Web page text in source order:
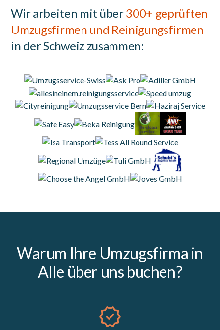
Wir arbeiten mit über300+ geprüften
Umzugsfirmen und Reinigungsfirmen
in der Schweiz zusammen:
Warum Ihre Umzugsfirma in
Alle über uns buchen?